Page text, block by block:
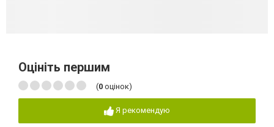
Оцініть першим
(0 оцінок)
Я рекомендую